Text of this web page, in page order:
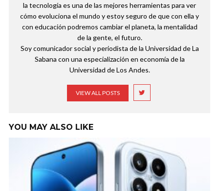
la tecnología es una de las mejores herramientas para ver
cómo evoluciona el mundo y estoy seguro de que con ella y
con educación podremos cambiar el planeta, la mentalidad
de la gente, el futuro.
Soy comunicador social y periodista de la Universidad de La
Sabana con una especialización en economía de la
Universidad de Los Andes.
VIEW ALL POSTS
YOU MAY ALSO LIKE